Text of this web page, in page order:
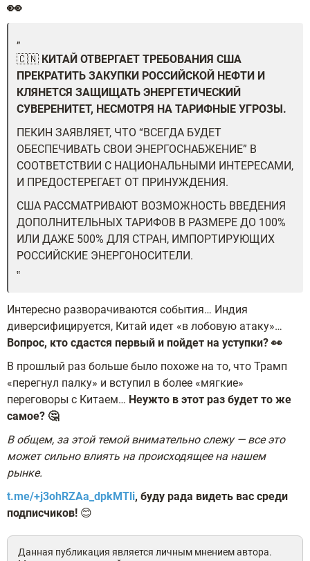
👀
🇨🇳 КИТАЙ ОТВЕРГАЕТ ТРЕБОВАНИЯ США
ПРЕКРАТИТЬ ЗАКУПКИ РОССИЙСКОЙ НЕФТИ И
КЛЯНЕТСЯ ЗАЩИЩАТЬ ЭНЕРГЕТИЧЕСКИЙ
СУВЕРЕНИТЕТ, НЕСМОТРЯ НА ТАРИФНЫЕ УГРОЗЫ.
ПЕКИН ЗАЯВЛЯЕТ, ЧТО “ВСЕГДА БУДЕТ
ОБЕСПЕЧИВАТЬ СВОИ ЭНЕРГОСНАБЖЕНИЕ” В
СООТВЕТСТВИИ С НАЦИОНАЛЬНЫМИ ИНТЕРЕСАМИ,
И ПРЕДОСТЕРЕГАЕТ ОТ ПРИНУЖДЕНИЯ.
США РАССМАТРИВАЮТ ВОЗМОЖНОСТЬ ВВЕДЕНИЯ
ДОПОЛНИТЕЛЬНЫХ ТАРИФОВ В РАЗМЕРЕ ДО 100%
ИЛИ ДАЖЕ 500% ДЛЯ СТРАН, ИМПОРТИРУЮЩИХ
РОССИЙСКИЕ ЭНЕРГОНОСИТЕЛИ.
Интересно разворачиваются события… Индия
диверсифицируется, Китай идет «в лобовую атаку»…
Вопрос, кто сдастся первый и пойдет на уступки? 👀
В прошлый раз больше было похоже на то, что Трамп
«перегнул палку» и вступил в более «мягкие»
переговоры с Китаем… Неужто в этот раз будет то же
самое? 🤔
В общем, за этой темой внимательно слежу — все это
может сильно влиять на происходящее на нашем
рынке.
t.me/+j3ohRZAa_dpkMTli, буду рада видеть вас среди
подписчиков! 😊
Данная публикация является личным мнением автора.